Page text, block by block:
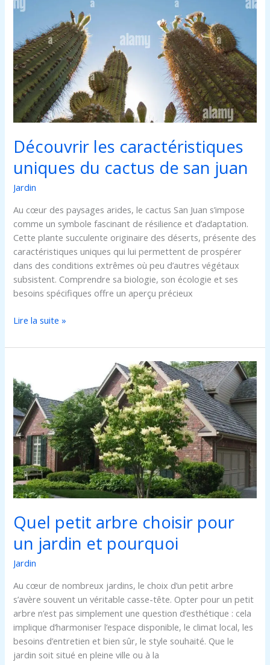
Découvrir les caractéristiques
uniques du cactus de san juan
Jardin
Au cœur des paysages arides, le cactus San Juan s’impose
comme un symbole fascinant de résilience et d’adaptation.
Cette plante succulente originaire des déserts, présente des
caractéristiques uniques qui lui permettent de prospérer
dans des conditions extrêmes où peu d’autres végétaux
subsistent. Comprendre sa biologie, son écologie et ses
besoins spécifiques offre un aperçu précieux
les
caractéristiques
uniques
du
cactus
de
san
juan
Lire la suite »
Quel petit arbre choisir pour
un jardin et pourquoi
Jardin
Au cœur de nombreux jardins, le choix d’un petit arbre
s’avère souvent un véritable casse-tête. Opter pour un petit
arbre n’est pas simplement une question d’esthétique : cela
implique d’harmoniser l’espace disponible, le climat local, les
besoins d’entretien et bien sûr, le style souhaité. Que le
jardin soit situé en pleine ville ou à la
petit
arbre
choisir
pour
un
jardin
et
pourquoi